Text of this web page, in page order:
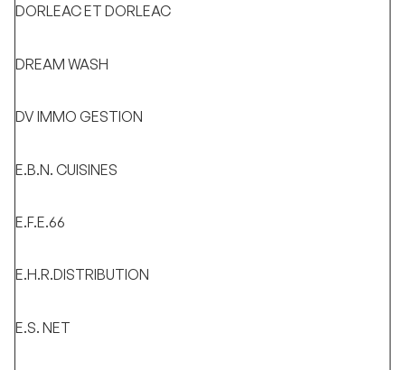
DORLEAC ET DORLEAC
DREAM WASH
DV IMMO GESTION
E.B.N. CUISINES
E.F.E.66
E.H.R.DISTRIBUTION
E.S. NET